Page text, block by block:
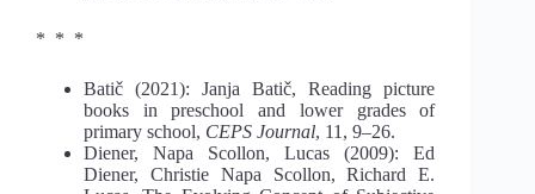
* * *
Batič (2021): Janja Batič, Reading picture
books in preschool and lower grades of
primary school, CEPS Journal, 11, 9–26.
Diener, Napa Scollon, Lucas (2009): Ed
Diener, Christie Napa Scollon, RichardE.